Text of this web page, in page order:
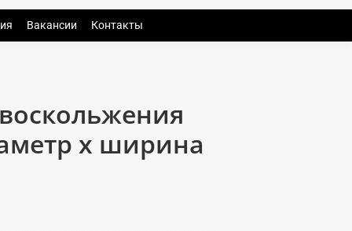
Вакансии Контакты
x ширина